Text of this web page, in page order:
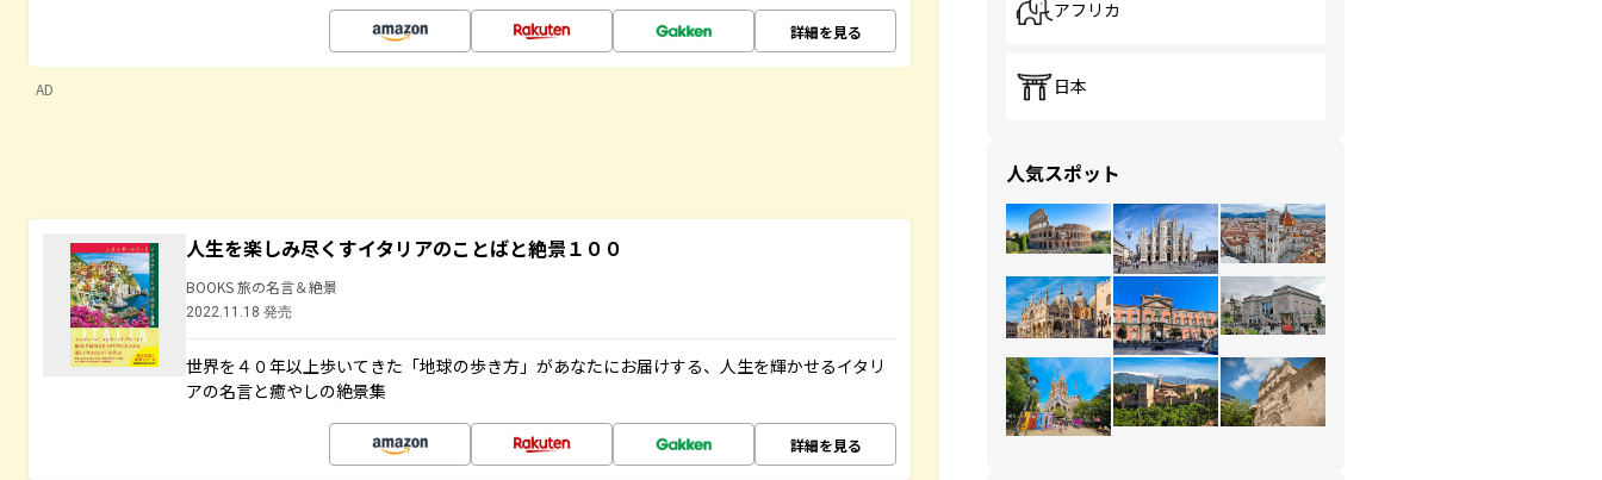
詳細を見る
AD
人生を楽しみ尽くすイタリアのことばと絶景１００
BOOKS 旅の名言＆絶景
2022.11.18 発売
世界を４０年以上歩いてきた「地球の歩き方」があなたにお届けする、人生を輝かせるイタリ
アの名言と癒やしの絶景集
詳細を見る
アフリカ
日本
人気スポット